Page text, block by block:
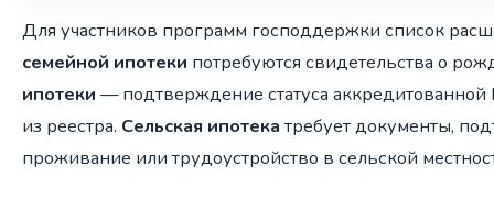
Для участников программ господдержки список
семейной ипотеки потребуются свидетельства о
ипотеки — подтверждение статуса
из реестра. Сельская ипотекатребует документы,
проживание или трудоустройство в сельской